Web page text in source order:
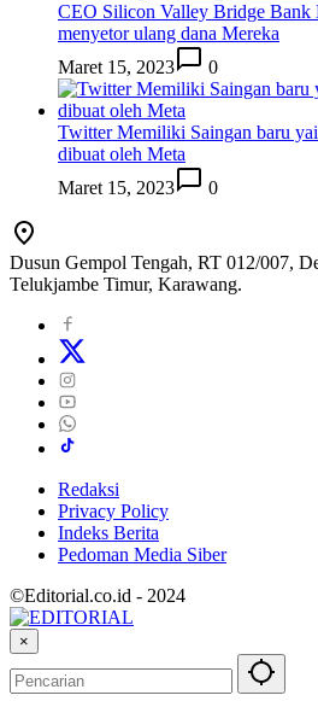
CEO Silicon Valley Bridge Bank
menyetor ulang dana Mereka
Maret 15, 2023
0
Twitter Memiliki Saingan baru
dibuat oleh Meta
Maret 15, 2023
0
Dusun Gempol Tengah, RT 012/007,
Telukjambe Timur, Karawang.
Redaksi
Privacy Policy
Indeks Berita
Pedoman Media Siber
©Editorial.co.id - 2024
×